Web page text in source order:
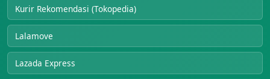
Kurir Rekomendasi (Tokopedia)
Lalamove
Lazada Express